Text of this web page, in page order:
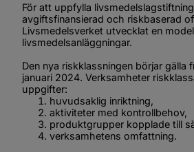
För att uppfylla
avgiftsfinansierad och riskbaserad
Livsmedelsverket utvecklat en
livsmedelsanläggningar.
Den nya riskklassningen börjar gälla
januari 2024. Verksamheter
uppgifter:
huvudsaklig inriktning,
aktiviteter med kontrollbehov,
produktgrupper kopplade till
verksamhetens omfattning.